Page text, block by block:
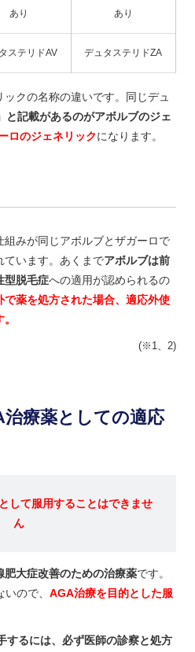
あり あり
ステリドAV デュタステリドZA
クの名称の違いです。同じデュ
と記載があるのがアボルブのジェ
ロのジェネリックになります。
みが同じアボルブとザガーロで
ています。あくまでアボルブは前
型脱毛症への適用が認められるの
で薬を処方された場合、適応外使
(※1、2)
療薬としての適応
して服用することはできませ
ん
肥大症改善のための治療薬です。
ので、 AGA治療を目的とした服
するには、必ず医師の診察と処方